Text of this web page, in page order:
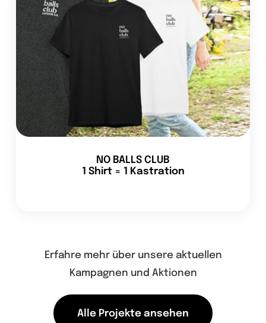
Erfahre mehr über unsere aktuellen
Kampagnen und Aktionen
Alle Projekte ansehen
NO BALLS CLUB
1 Shirt = 1 Kastration